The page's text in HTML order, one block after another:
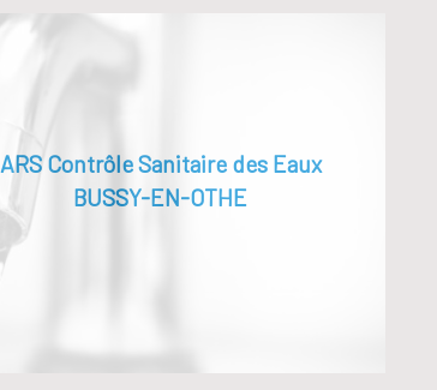
ARS Contrôle Sanitaire des Eaux
BUSSY-EN-OTHE